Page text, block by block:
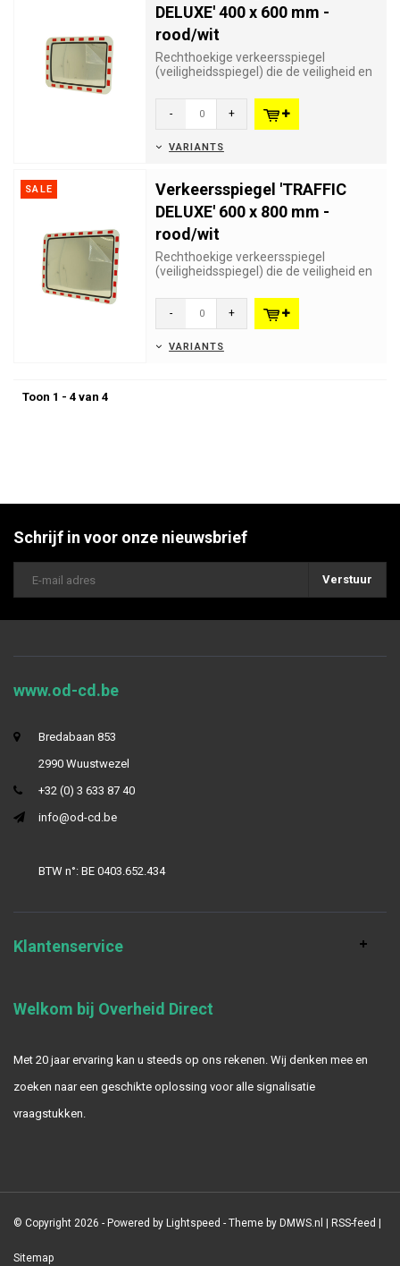
DELUXE' 400 x 600 mm -
rood/wit
Rechthoekige verkeersspiegel
(veiligheidsspiegel) die de veiligheid en
- +
VARIANTS
SALE
Verkeersspiegel 'TRAFFIC
DELUXE' 600 x 800 mm -
rood/wit
Rechthoekige verkeersspiegel
(veiligheidsspiegel) die de veiligheid en
- +
VARIANTS
Toon 1 - 4 van 4
Schrijf in voor onze nieuwsbrief
Verstuur
www.od-cd.be
Bredabaan 853
2990 Wuustwezel
+32 (0) 3 633 87 40
info@od-cd.be
BTW n°: BE 0403.652.434
Klantenservice
Welkom bij Overheid Direct
Met 20 jaar ervaring kan u steeds op ons rekenen. Wij denken mee en
zoeken naar een geschikte oplossing voor alle signalisatie
vraagstukken.
© Copyright 2026 - Powered by Lightspeed - Theme by DMWS.nl RSS-feed
Sitemap